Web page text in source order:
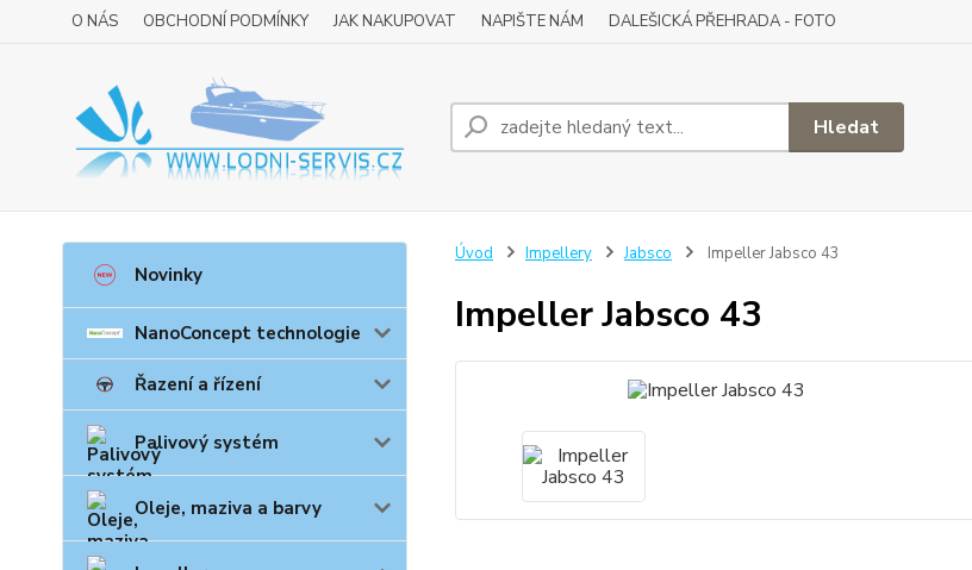
O NÁS OBCHODNÍ PODMÍNKY JAK NAKUPOVAT NAPIŠTE NÁM DALEŠICKÁ PŘEHRADA - FOTO
Hledat
Novinky
NanoConcept technologie
Řazení a řízení
Palivový systém
Oleje, maziva a barvy
Úvod Impellery Jabsco Impeller Jabsco 43
Impeller Jabsco 43